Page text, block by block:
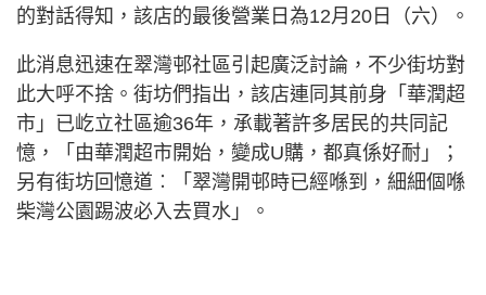
的對話得知，該店的最後營業日為12月20日（六）。
此消息迅速在翠灣邨社區引起廣泛討論，不少街坊對
此大呼不捨。街坊們指出，該店連同其前身「華潤超
市」已屹立社區逾36年，承載著許多居民的共同記
憶，「由華潤超市開始，變成U購，都真係好耐」；
另有街坊回憶道︰「翠灣開邨時已經喺到，細細個喺
柴灣公園踢波必入去買水」。